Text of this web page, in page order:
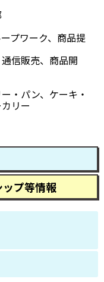
プワーク、商品提
信販売、商品開
・パン、ケーキ・
リー
プ等情報